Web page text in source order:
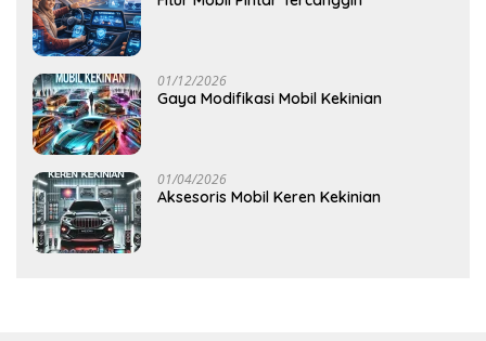
01/12/2026
Gaya Modifikasi Mobil Kekinian
01/04/2026
Aksesoris Mobil Keren Kekinian